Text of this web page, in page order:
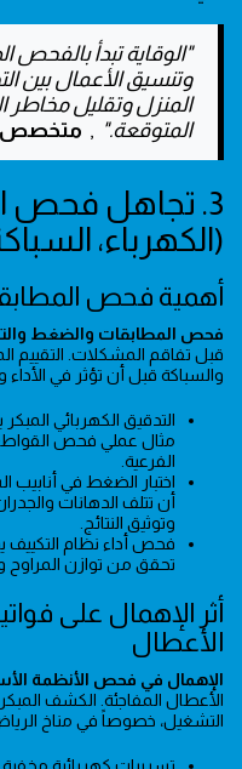
"الوقاية تبدأ بالفحص
وتنسيق الأعمال
المنزل وتقليل مخاطر
المتوقعة." , متخصص
3. تجاهل فحص
(الكهرباء،
أهمية فحص
فحص المطابقات والضغط
قبل تفاقم المشكلات. التقييم
والسباكة قبل أن تؤثر في الأداء
التدقيق الكهربائي
مثال عملي فحص
الفرعية.
اختبار الضغط في
أن تتلف الدهانات
وتوثيق النتائج.
فحص أداء نظام التكييف
تحقق من توازن المراوح
أثر الإهمال على
الأعطال
الإهمال في فحص الأنظمة
الأعطال المفاجئة. الكشف
التشغيل، خصوصاً في مناخ الرياض
تسريبات كهربائية مخفية